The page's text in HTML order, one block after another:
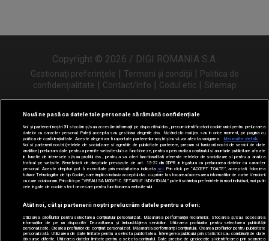
Copyright © 2026 / DIGI ROMANIA S.A.
Gestionați preferințele | Termeni și condiții | Politica de
confidențialitate | Contact/Info | Codul etic | Sitemap
Urmărește-ne și pe
Nouă ne pasă ca datele tale personale să rămână confidențiale
Noi și partenerii noștri31 stocăm și/sau accesăm informații pe dispozitivul dvs., precum identificatorii cookie unici pentru prelucrarea
datelor cu caracter personal. Puteți accepta sau gestiona alegerile dvs. făcând clic mai jos sau în orice moment, pe pagina cu
politica de confidențialitate. Aceste alegeri vor fi raportate partenerilor noștri și nu vă vor afecta navigarea.
Mai multe detalii
Noi si partenerii nostri (retelele de socializare si agentiile de publicitate partenere, precum si furnizorii nostri de servicii de date
analitice) prelucram date pentru a permite website-ului sa functioneze, pentru a personaliza continutul si anunturile publicitare afisate
in functie de interesele si/sau profilul dvs., pentru a va oferi functionalitati aferente retelelor de socializare si pentru a analiza
traficul pe website. Beneficiati de drepturile prevazute de art. 15-22 din GDPR in legatura cu prelucrarea datelor cu caracter
personal. Aceste drepturi pot fi exercitate prin modalitatea indicata aici. Prin click pe “ACCEPT TOATE”, acceptati folosirea
tuturor Tehnologiilor de tip Cookie, care implica inclusiv acceptul dvs. cu privire la stocarea/accesarea informatiilor de catre Vendor-ii
cu care colaboram. Prin click pe “VREAU SA MODIFIC SETARILE INDIVIDUAL” puteti schimba preferintele in mod individual, mai putin
cele legate de cookie strict necesare pentru functionarea website-ului.
Atât noi, cât și partenerii noștri prelucrăm datele pentru a oferi:
Utilizarea profilurilor pentru selectarea conținutului personalizat. Măsurarea performanței reclamelor. Stocarea și/sau accesarea
informațiilor de pe un dispozitiv. Dezvoltarea și îmbunătățirea serviciilor. Utilizarea profilurilor pentru selectarea publicității
personalizate. Crearea profilurilor de conținut personalizat. Măsurarea performanței conținutului. Crearea profilurilor pentru publicitate
personalizată. Utilizarea de date limitate pentru a selecta publicitatea. Înțelegerea publicului prin statistici sau combinații de date
din surse diferite. Utilizarea datelor limitate pentru a selecta conținutul. Date precise de geolocație și identificarea prin scanarea